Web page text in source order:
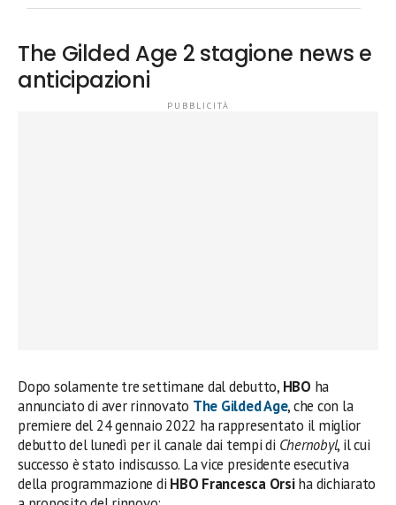
The Gilded Age 2 stagione news e
anticipazioni
Dopo solamente tre settimane dal debutto, HBO ha
annunciato di aver rinnovato The Gilded Age, che con la
premiere del 24 gennaio 2022 ha rappresentato il miglior
debutto del lunedì per il canale dai tempi di Chernobyl, il cui
successo è stato indiscusso. La vice presidente esecutiva
della programmazione di HBO Francesca Orsiha dichiarato